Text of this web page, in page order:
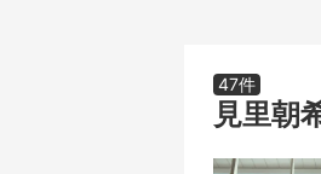
47件
見里朝